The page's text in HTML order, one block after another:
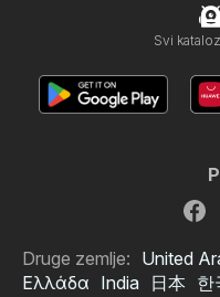
Svi
Druge zemlje: United
Ελλάδα India 日本 한